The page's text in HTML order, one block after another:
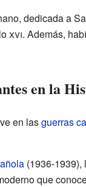
dedicada a
xvi. Además,
en la
en lasguerras
(1936-1939),
que